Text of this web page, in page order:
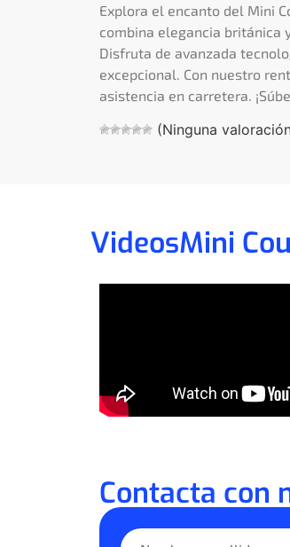
Explora el encanto del Mini
combina elegancia británica
Disfruta de avanzada
excepcional. Con nuestro
asistencia en carretera.
(Ninguna
VideosMini
Contacta con